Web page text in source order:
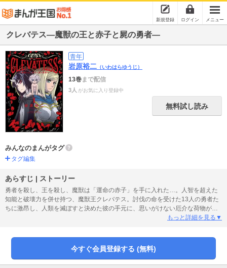
新規登録 ログイン メニュー
クレバテス―魔獣の王と赤子と屍の勇者―
青年
岩原裕二 （いわはらゆうじ）
13巻まで配信
3人 がお気に入り登録中
無料試し読み
みんなのまんがタグ
タグ編集
あらすじ | ストーリー
勇者を殺し、王を殺し、魔獣は「運命の赤子」を手に入れた…。人智を超えた
知能と破壊力を併せ持つ、魔獣王クレバテス。討伐の命を受けた13人の勇者た
ちに激昂し、人類を滅ぼすと決めた彼の手元に、思いがけない厄介な荷物が託
されてしまう。それは、生まれて間もない人間の赤子だった??。紡がれるは終
開幕！
もっと詳細を見る▼
今すぐ会員登録する (無料)